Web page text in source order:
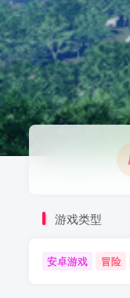
游戏类型
安卓游戏 冒险